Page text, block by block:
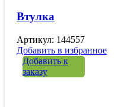
Втулка
Артикул: 144557
Добавить в избранное
Добавить к
заказу